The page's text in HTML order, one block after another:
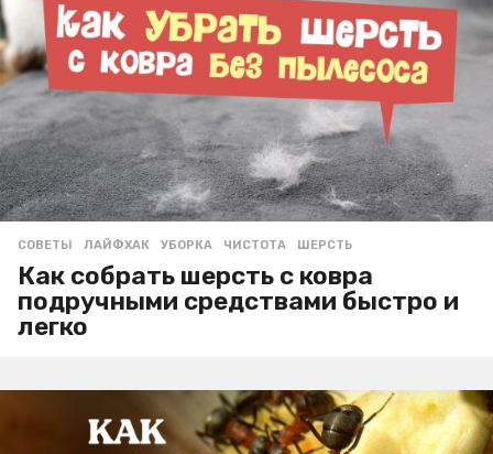
СОВЕТЫ ЛАЙФХАК ,УБОРКА ,ЧИСТОТА ,ШЕРСТЬ
Как собрать шерсть с ковра
подручными средствами быстро и
легко